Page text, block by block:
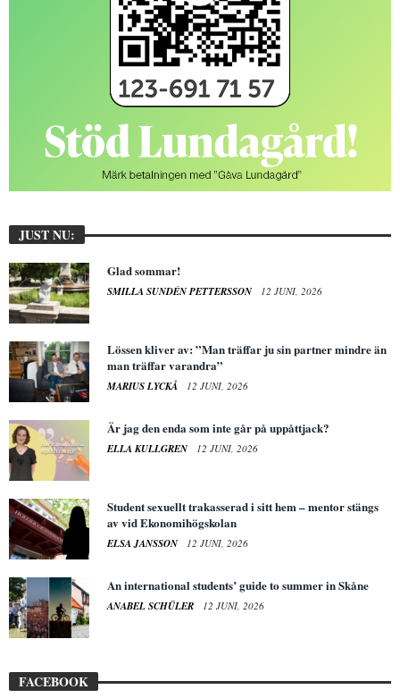
JUST NU:
Glad sommar!
SMILLA SUNDÉN PETTERSSON 12 JUNI, 2026
Lössen kliver av: ”Man träffar ju sin partner mindre än
man träffar varandra”
MARIUS LYCKÅ 12 JUNI, 2026
Är jag den enda som inte går på uppåttjack?
ELLA KULLGREN 12 JUNI, 2026
Student sexuellt trakasserad i sitt hem – mentor stängs
av vid Ekonomihögskolan
ELSA JANSSON 12 JUNI, 2026
An international students’ guide to summer in Skåne
ANABEL SCHÜLER 12 JUNI, 2026
FACEBOOK